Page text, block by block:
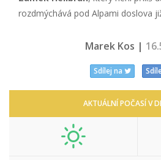
rozdmýchává pod Alpami doslova
Marek Kos |
Sdílej na
AKTUÁLNÍ POČASÍ V